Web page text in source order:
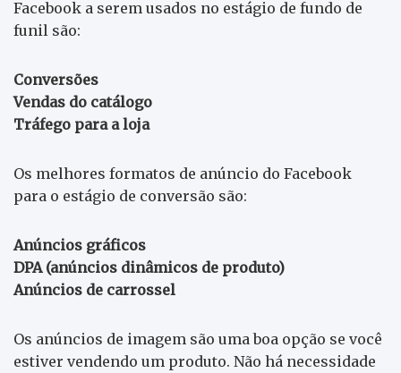
Facebook a serem usados no estágio de fundo de
funil são:
Conversões
Vendas do catálogo
Tráfego para a loja
Os melhores formatos de anúncio do Facebook
para o estágio de conversão são:
Anúncios gráficos
DPA (anúncios dinâmicos de produto)
Anúncios de carrossel
Os anúncios de imagem são uma boa opção se você
estiver vendendo um produto. Não há necessidade